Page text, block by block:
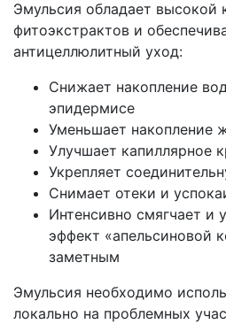
Эмульсия обладает высокой
фитоэкстрактов и
антицеллюлитный уход:
Снижает накопление
эпидермисе
Уменьшает накопление
Улучшает капиллярное
Укрепляет
Снимает отеки и
Интенсивно смягчает и
эффект «апельсиновой
заметным
Эмульсия необходимо
локально на проблемных